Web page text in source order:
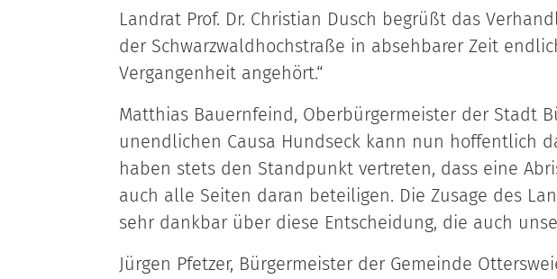
Landrat Prof. Dr. Christian Dusch begrüßt das
der Schwarzwaldhochstraße in absehbarer Zeit
Vergangenheit angehört.“
Matthias Bauernfeind, Oberbürgermeister der Stadt
unendlichen Causa Hundseck kann nun hoffentlich
haben stets den Standpunkt vertreten, dass eine
auch alle Seiten daran beteiligen. Die Zusage des
sehr dankbar über diese Entscheidung, die auch
Jürgen Pfetzer, Bürgermeister der Gemeinde